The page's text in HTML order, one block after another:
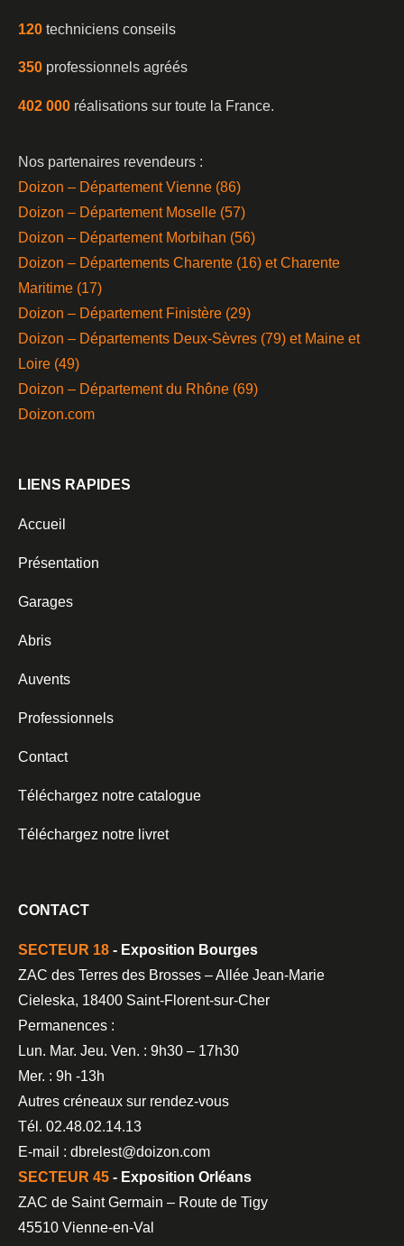
120 techniciens conseils
350 professionnels agréés
402 000 réalisations sur toute la France.
Nos partenaires revendeurs :
Doizon – Département Vienne (86)
Doizon – Département Moselle (57)
Doizon – Département Morbihan (56)
Doizon – Départements Charente (16) et Charente
Maritime (17)
Doizon – Département Finistère (29)
Doizon – Départements Deux-Sèvres (79) et Maine et
Loire (49)
Doizon – Département du Rhône (69)
Doizon.com
LIENS RAPIDES
Accueil
Présentation
Garages
Abris
Auvents
Professionnels
Contact
Téléchargez notre catalogue
Téléchargez notre livret
CONTACT
SECTEUR 18 - Exposition Bourges
ZAC des Terres des Brosses – Allée Jean-Marie
Cieleska, 18400 Saint-Florent-sur-Cher
Permanences :
Lun. Mar. Jeu. Ven. : 9h30 – 17h30
Mer. : 9h -13h
Autres créneaux sur rendez-vous
Tél. 02.48.02.14.13
E-mail : dbrelest@doizon.com
SECTEUR 45 - Exposition Orléans
ZAC de Saint Germain – Route de Tigy
45510 Vienne-en-Val